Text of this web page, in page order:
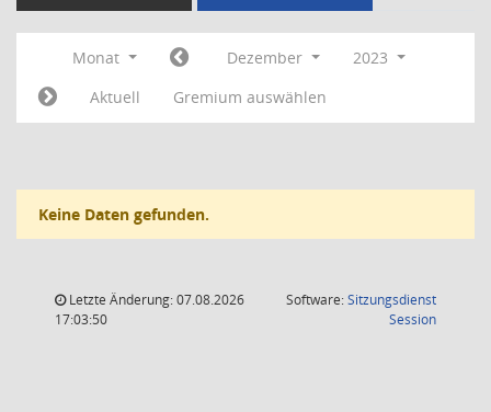
Monat Dezember
2023
Aktuell
Gremium auswählen
Keine Daten gefunden.
Letzte Änderung: 07.08.2026
17:03:50
Software:Sitzungsdienst
Session(Wird in